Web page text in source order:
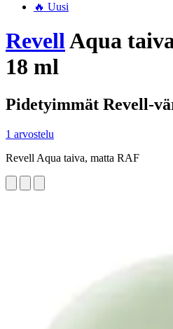
🔥 Uusi
RevellAqua
18 ml
Pidetyimmät Revell-
1 arvostelu
Revell Aqua taiva, matta RAF